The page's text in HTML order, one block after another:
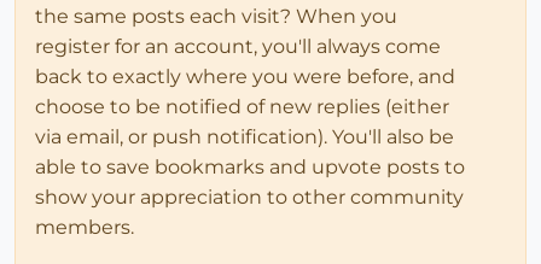
the same posts each visit? When you
register for an account, you'll always come
back to exactly where you were before, and
choose to be notified of new replies (either
via email, or push notification). You'll also be
able to save bookmarks and upvote posts to
show your appreciation to other community
members.